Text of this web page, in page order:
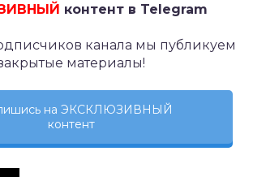
контент в Telegram
канала мы публикуем
материалы!
на ЭКСКЛЮЗИВНЫЙ
контент